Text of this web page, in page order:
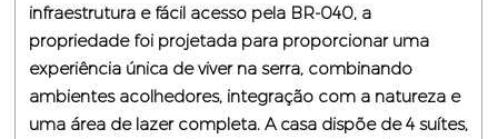
infraestrutura e fácil acesso pela BR-040, a
propriedade foi projetada para proporcionar uma
experiência única de viver na serra, combinando
ambientes acolhedores, integração com a natureza e
uma área de lazer completa. A casa dispõe de 4 suítes,